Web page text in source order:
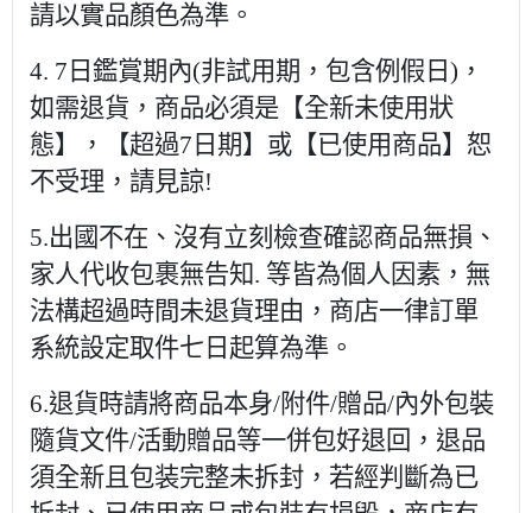
請以實品顏色為準。
4. 7日鑑賞期內(非試用期，包含例假日)，
如需退貨，商品必須是【全新未使用狀
態】，【超過7日期】或【已使用商品】恕
不受理，請見諒!
5.出國不在、沒有立刻檢查確認商品無損、
家人代收包裹無告知. 等皆為個人因素，無
法構超過時間未退貨理由，商店一律訂單
系統設定取件七日起算為準。
6.退貨時請將商品本身/附件/贈品/內外包裝
隨貨文件/活動贈品等一併包好退回，退品
須全新且包装完整未拆封，若經判斷為已